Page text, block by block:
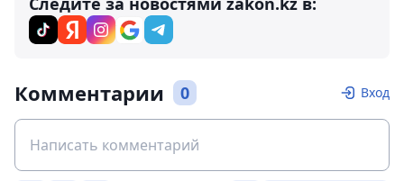
Комментарии 0 Вход